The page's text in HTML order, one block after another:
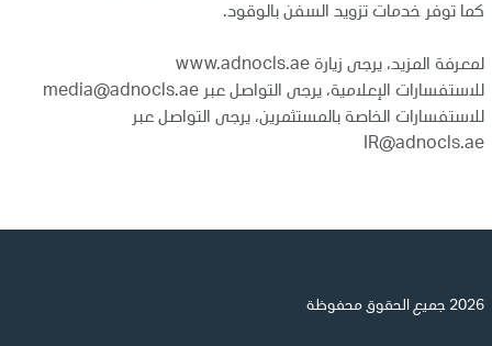
كما توفر خدمات تزويد السفن بالوقود.
لمعرفة المزيد، يرجى زيارةwww.adnocls.ae
للاستفسارات الإعلامية، يرجى التواصل عبرmedia@adnocls.ae
للاستفسارات الخاصة بالمستثمرين، يرجى التواصل عبر
IR@adnocls.ae
2026 جميع الحقوق محفوظة